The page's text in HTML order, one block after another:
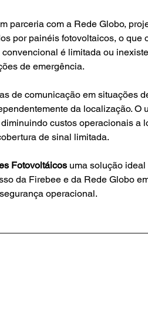
parceria com a Rede Globo,
por painéis fotovoltaicos, o
é limitada ou
de emergência.
da localização.
custos operacionais a
de sinal limitada.
Fotovoltáicos uma solução ideal
da Firebee e da Rede Globo
operacional.